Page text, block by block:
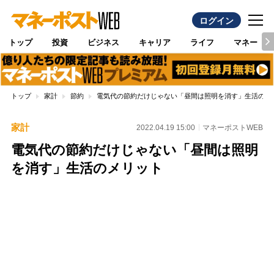
ログイン
トップ 投資 ビジネス キャリア ライフ マネー
トップ 家計 節約 電気代の節約だけじゃない「昼間は照明を消す」生活のメ
家計 2022.04.19 15:00 マネーポストWEB
電気代の節約だけじゃない「昼間は照明
を消す」生活のメリット